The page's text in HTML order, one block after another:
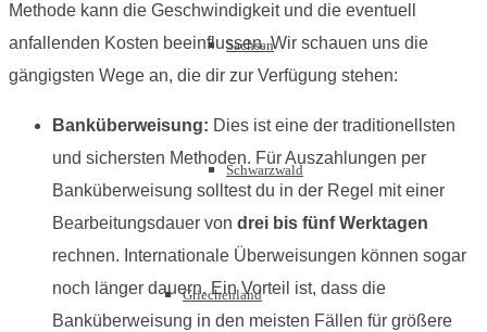
Sachsen
Schwarzwald
Griechenland
Methode kann die Geschwindigkeit und die eventuell
anfallenden Kosten beeinflussen. Wir schauen uns die
gängigsten Wege an, die dir zur Verfügung stehen:
Banküberweisung: Dies ist eine der traditionellsten
und sichersten Methoden. Für Auszahlungen per
Banküberweisung solltest du in der Regel mit einer
Bearbeitungsdauer von drei bis fünf Werktagen
rechnen. Internationale Überweisungen können sogar
noch länger dauern. Ein Vorteil ist, dass die
Banküberweisung in den meisten Fällen für größere